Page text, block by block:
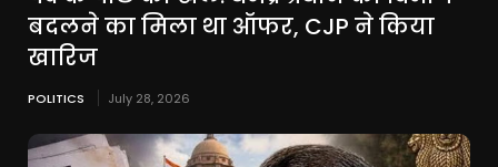
बदलने का मिला था ऑफर, CJP ने किया
खारिज
POLITICS July 28, 2026